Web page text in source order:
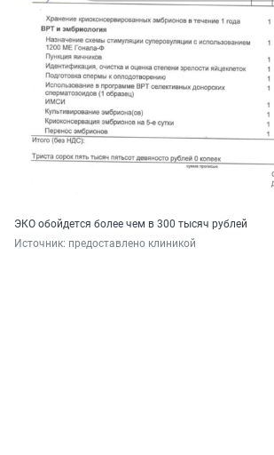
ЭКО обойдется более чем в 300 тысяч рублей
Источник: предоставлено клиникой